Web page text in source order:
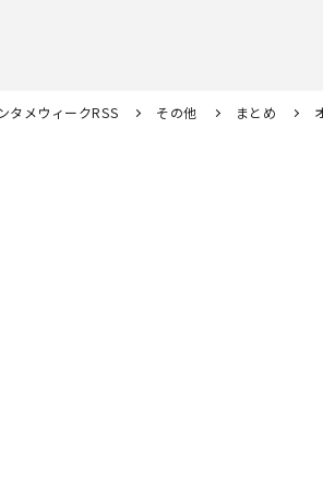
タメウィークRSS その他 まとめ